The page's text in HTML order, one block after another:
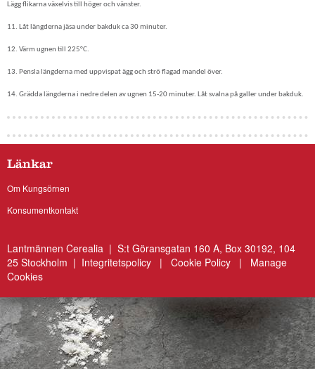
Lägg flikarna växelvis till höger och vänster.
11. Låt längderna jäsa under bakduk ca 30 minuter.
12. Värm ugnen till 225°C.
13. Pensla längderna med uppvispat ägg och strö flagad mandel över.
14. Grädda längderna i nedre delen av ugnen 15-20 minuter. Låt svalna på galler under bakduk.
Länkar
Om Kungsörnen
Konsumentkontakt
Lantmännen Cerealia | S:t Göransgatan 160 A, Box 30192, 104
25 Stockholm | Integritetspolicy | Cookie Policy | Manage
Cookies